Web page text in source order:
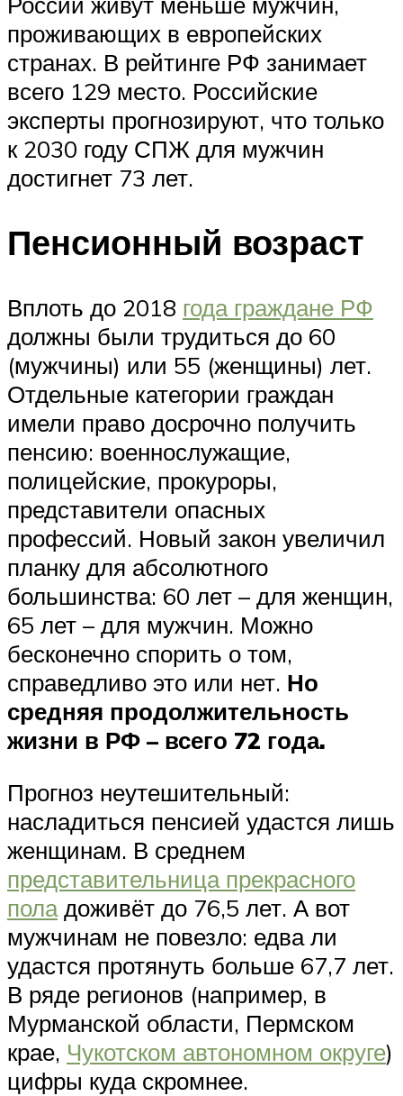
проживающих в европейских
странах. В рейтинге РФ занимает
всего 129 место. Российские
эксперты прогнозируют, что только
к 2030 году СПЖ для мужчин
достигнет 73 лет.
Пенсионный возраст
Вплоть до 2018 года граждане РФ
должны были трудиться до 60
(мужчины) или 55 (женщины) лет.
Отдельные категории граждан
имели право досрочно получить
пенсию: военнослужащие,
полицейские, прокуроры,
представители опасных
профессий. Новый закон увеличил
планку для абсолютного
большинства: 60 лет – для женщин,
65 лет – для мужчин. Можно
бесконечно спорить о том,
справедливо это или нет. Но
средняя продолжительность
жизни в РФ – всего 72 года.
Прогноз неутешительный:
насладиться пенсией удастся лишь
женщинам. В среднем
представительница прекрасного
поладоживёт до 76,5 лет. А вот
мужчинам не повезло: едва ли
удастся протянуть больше 67,7 лет.
В ряде регионов (например, в
Мурманской области, Пермском
крае, Чукотском автономном округе)
цифры куда скромнее.